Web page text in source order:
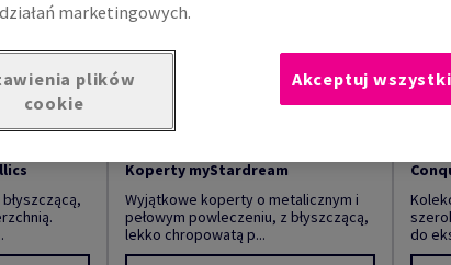
Koperty myStardream
Wyjątkowe koperty o metalicznym i
pełowym powleczeniu, z błyszczącą,
lekko chropowatą p...
do
marketingowych.
plików
cookie
Akceptuj